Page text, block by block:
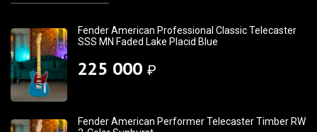
Fender American Professional Classic Telecaster
SSS MN Faded Lake Placid Blue
225 000 ₽
Fender American Performer Telecaster Timber RW